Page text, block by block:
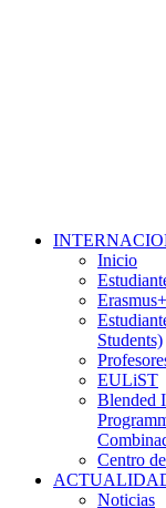
Inicio
Students)
EULiST
Blended
Centro
Noticias